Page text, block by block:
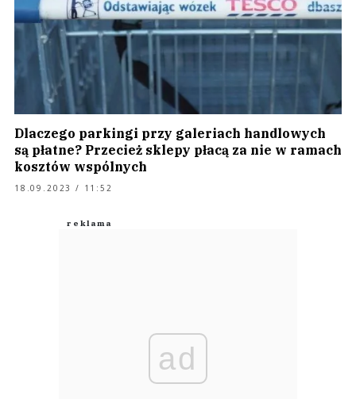
Dlaczego parkingi przy galeriach handlowych
są płatne? Przecież sklepy płacą za nie w ramach
kosztów wspólnych
18.09.2023 / 11:52
ad